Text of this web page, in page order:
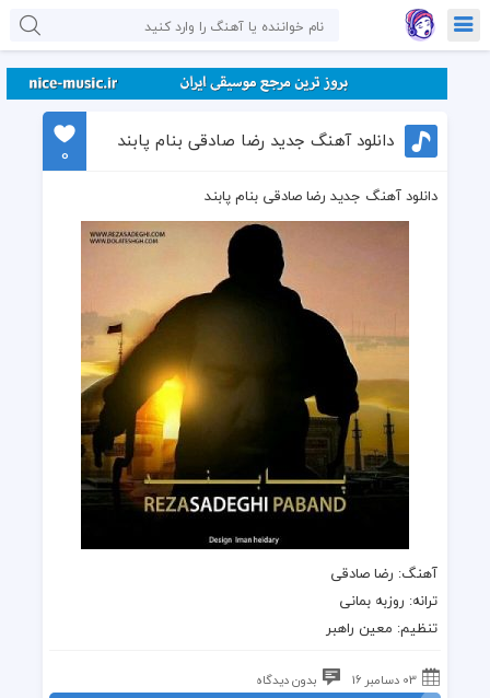
دانلود آهنگ جدید رضا صادقی بنام پابند
0
دانلود آهنگ جدید رضا صادقی بنام پابند
آهنگ: رضا صادقى
ترانه: روزبه بمانى
تنظیم: معین راهبر
03 دسامبر 16 بدون دیدگاه